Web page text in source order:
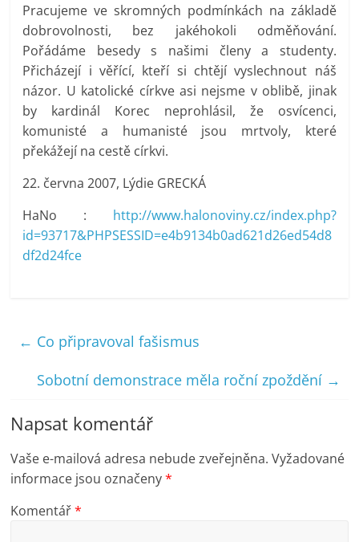
Pracujeme ve skromných podmínkách na základě
dobrovolnosti, bez jakéhokoli odměňování.
Pořádáme besedy s našimi členy a studenty.
Přicházejí i věřící, kteří si chtějí vyslechnout náš
názor. U katolické církve asi nejsme v oblibě, jinak
by kardinál Korec neprohlásil, že osvícenci,
komunisté a humanisté jsou mrtvoly, které
překážejí na cestě církvi.
22. června 2007, Lýdie GRECKÁ
HaNo : http://www.halonoviny.cz/index.php?
id=93717&PHPSESSID=e4b9134b0ad621d26ed54d8
df2d24fce
← Co připravoval fašismus
Sobotní demonstrace měla roční zpoždění →
Napsat komentář
Vaše e-mailová adresa nebude zveřejněna. Vyžadované
informace jsou označeny*
Komentář*